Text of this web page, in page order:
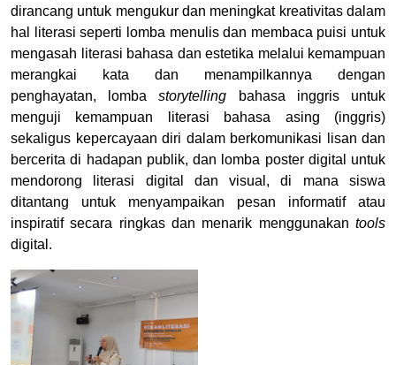
dirancang untuk mengukur dan meningkat kreativitas dalam
hal literasi seperti lomba menulis dan membaca puisi untuk
mengasah literasi bahasa dan estetika melalui kemampuan
merangkai kata dan menampilkannya dengan
penghayatan, lombastorytelling bahasa inggris untuk
menguji kemampuan literasi bahasa asing (inggris)
sekaligus kepercayaan diri dalam berkomunikasi lisan dan
bercerita di hadapan publik, dan lomba poster digital untuk
mendorong literasi digital dan visual, di mana siswa
ditantang untuk menyampaikan pesan informatif atau
inspiratif secara ringkas dan menarik menggunakan tools
digital.